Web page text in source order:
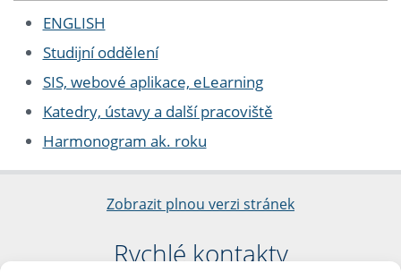
ENGLISH
Studijní oddělení
SIS, webové aplikace, eLearning
Katedry, ústavy a další pracoviště
Harmonogram ak. roku
Zobrazit plnou verzi stránek
Rychlé kontakty